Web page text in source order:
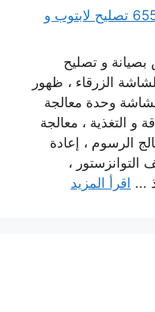
مهندس كمبيوتر الصليبية 65511033 تصليح لابتوب و
بصيانة و تصليح
الزرقاء ، ظهور
وحدة معالجة
و التغذية ، معالجة
الرسوم ، إعادة
التوانزستور ،
... اقرأ المزيد